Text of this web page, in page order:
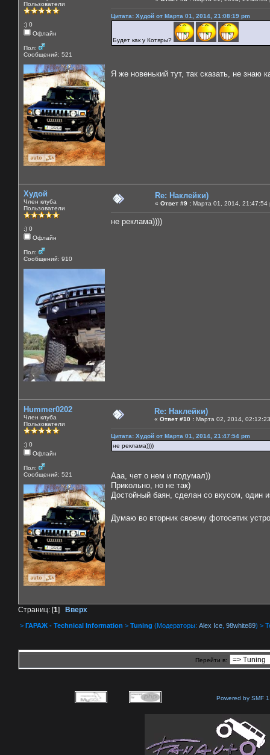
Пользователи
:) 0
Офлайн
Пол:
Сообщений: 521
Цитата: Худой от Марта 01, 2014, 21:08:19 pm
Будет как у Котяры?
Я же новенький тут, так сказать, не знаю
Худой
Член клуба
Пользователи
:) 0
Офлайн
Пол:
Сообщений: 910
Re: Наклейки)
« Ответ #9 : Марта 01, 2014, 21:47:54
не реклама))))
Hummer0202
Член клуба
Пользователи
:) 0
Офлайн
Пол:
Сообщений: 521
Re: Наклейки)
« Ответ #10 : Марта 02, 2014,
Цитата: Худой от Марта 01, 2014, 21:47:54 pm
не реклама))))
Ааа, чет о нем и подумал))
Прикольно, но не так)
Достойный баян, сделан со вкусом, один
Думаю во вторник своему фотосетик
Страниц: [1] Вверх
> ГАРАЖ - Technical Information > Tuning (Модераторы: Alex Ice 98white89) >
Перейти в:
Powered by SMF